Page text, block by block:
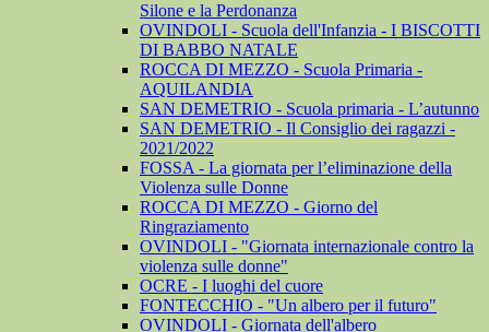
Silone e la Perdonanza
OVINDOLI - Scuola dell'Infanzia - I BISCOTTI
DI BABBO NATALE
ROCCA DI MEZZO - Scuola Primaria -
AQUILANDIA
SAN DEMETRIO - Scuola primaria - L’autunno
SAN DEMETRIO - Il Consiglio dei ragazzi -
2021/2022
FOSSA - La giornata per l’eliminazione della
Violenza sulle Donne
ROCCA DI MEZZO - Giorno del
Ringraziamento
OVINDOLI - "Giornata internazionale contro la
violenza sulle donne"
OCRE - I luoghi del cuore
FONTECCHIO - "Un albero per il futuro"
OVINDOLI - Giornata dell'albero